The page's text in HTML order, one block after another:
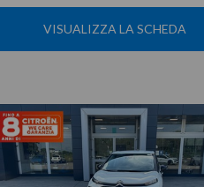
VISUALIZZA LA SCHEDA